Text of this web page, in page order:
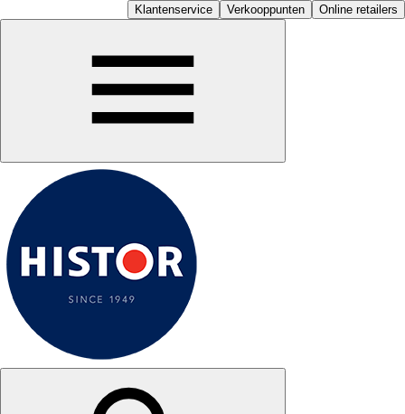
Klantenservice Verkooppunten Online retailers